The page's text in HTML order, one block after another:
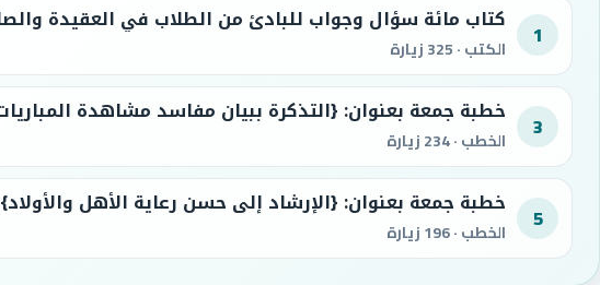
1 الكتب · 325 زيارة
3 الخطب · 234 زيارة
5 خطبة جمعة بعنوان: {الإرشاد إلى حسن رعاية الأهل والأولاد}
الخطب · 196 زيارة